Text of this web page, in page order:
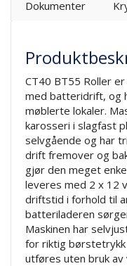
Dokumenter
CT40 BT55 Roller
med batteridrift, og
møblerte lokaler.
karosseri i slagfast
selvgående og har
drift fremover og
gjør den meget
leveres med 2 x 12
driftstid i forhold til
batteriladeren
Maskinen har
for riktig
utføres uten bruk av